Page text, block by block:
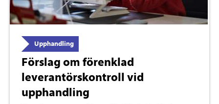
Upphandling
Förslag om förenklad
leverantörskontroll vid
upphandling